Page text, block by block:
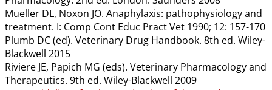
Mueller DL, Noxon JO. Anaphylaxis: pathophysiology and
treatment. I: Comp Cont Educ Pract Vet 1990; 12: 157-170
Plumb DC (ed). Veterinary Drug Handbook. 8th ed. Wiley-
Blackwell 2015
Riviere JE, Papich MG (eds). Veterinary Pharmacology and
Therapeutics. 9th ed. Wiley-Blackwell 2009